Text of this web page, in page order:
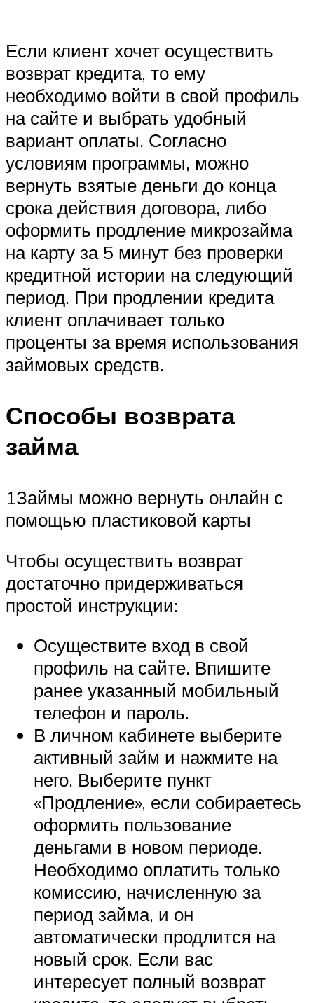
Если клиент хочет осуществить
возврат кредита, то ему
необходимо войти в свой профиль
на сайте и выбрать удобный
вариант оплаты. Согласно
условиям программы, можно
вернуть взятые деньги до конца
срока действия договора, либо
оформить продление микрозайма
на карту за 5 минут без проверки
кредитной истории на следующий
период. При продлении кредита
клиент оплачивает только
проценты за время использования
займовых средств.
Способы возврата
займа
1Займы можно вернуть онлайн с
помощью пластиковой карты
Чтобы осуществить возврат
достаточно придерживаться
простой инструкции:
Осуществите вход в свой
профиль на сайте. Впишите
ранее указанный мобильный
телефон и пароль.
В личном кабинете выберите
активный займ и нажмите на
него. Выберите пункт
«Продление», если собираетесь
оформить пользование
деньгами в новом периоде.
Необходимо оплатить только
комиссию, начисленную за
период займа, и он
автоматически продлится на
новый срок. Если вас
интересует полный возврат